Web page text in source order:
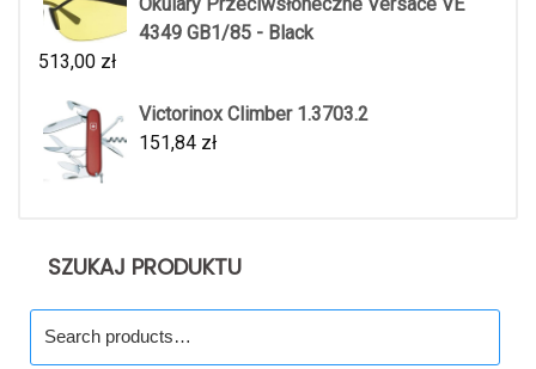
4349 GB1/85 - Black
513,00 zł
Victorinox Climber 1.3703.2
151,84 zł
SZUKAJ PRODUKTU
for: